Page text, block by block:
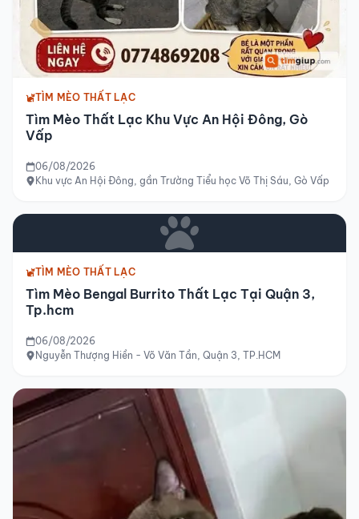
TÌM MÈO THẤT LẠC
Tìm Mèo Thất Lạc Khu Vực An Hội Đông, Gò
Vấp
06/08/2026
Khu vực An Hội Đông, gần Trường Tiểu học Võ Thị Sáu, Gò Vấp
TÌM MÈO THẤT LẠC
Tìm Mèo Bengal Burrito Thất Lạc Tại Quận 3,
Tp.hcm
06/08/2026
Nguyễn Thượng Hiền - Võ Văn Tần, Quận 3, TP.HCM